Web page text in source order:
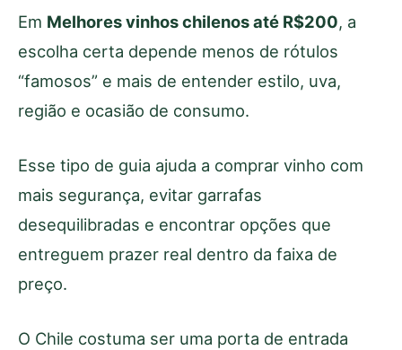
Em Melhores vinhos chilenos até R$200, a
escolha certa depende menos de rótulos
“famosos” e mais de entender estilo, uva,
região e ocasião de consumo.
Esse tipo de guia ajuda a comprar vinho com
mais segurança, evitar garrafas
desequilibradas e encontrar opções que
entreguem prazer real dentro da faixa de
preço.
O Chile costuma ser uma porta de entrada